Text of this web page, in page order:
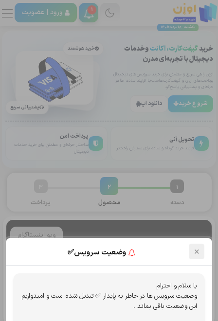
یکشنبه - 18 مرداد 1405
1 ورود | عضویت
خریدگیفت‌کارت، اکانتوخدمات
دیجیتال با تجربه‌ای مدرن
اوزن راهی سریع و مطمئن برای خرید سرویس‌های دیجیتال،
پرداخت‌های ارزی و گیفت‌کارت‌هاست؛با فرایند ساده، ظاهر
حرفه‌ای و پشتیبانی پاسخ‌گو.
شروع خرید دانلود اپ
خرید هوشمند
پشتیبانی سریع
تحویل آنی
فرایند خرید کوتاه و ساده برای سفارش راحت‌تر
پرداخت امن
ساختار حرفه‌ای و مطمئن برای خرید خدمات
دیجیتال
1
دسته
2
محصول
پرداخت
ویو اینستاگرام
× وضعیت سرویس✅
با سلام و احترام
وضعیت سرویس ها در حاظر به پایدار ✅ تبدیل شده است و امیدواریم
این وضعیت باقی بماند .